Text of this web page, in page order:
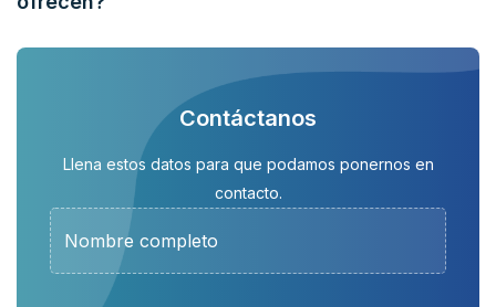
Contáctanos
Llena estos datos para que podamos ponernos en
contacto.